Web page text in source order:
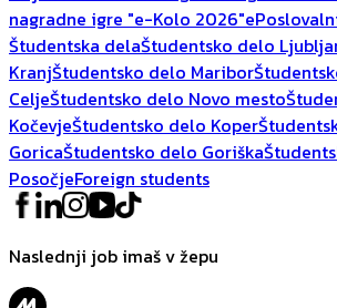
nagradne igre "e-Kolo 2026"
Študentska delaŠtudentsko delo
KranjŠtudentsko delo Maribor
CeljeŠtudentsko delo Novo mesto
KočevjeŠtudentsko delo Koper
GoricaŠtudentsko delo Goriška
PosočjeForeign students
Naslednji job imaš v žepu